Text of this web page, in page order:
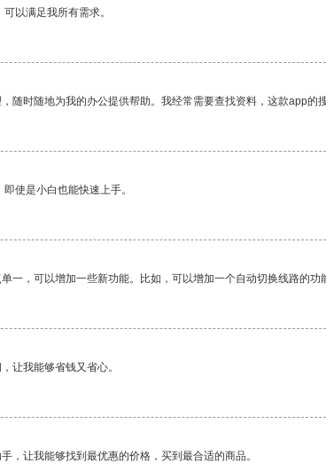
以满足我所有需求。
随时随地为我的办公提供帮助。我经常需要查找资料，这款app的
使是小白也能快速上手。
一，可以增加一些新功能。比如，可以增加一个自动切换线路的
让我能够省钱又省心。
，让我能够找到最优惠的价格，买到最合适的商品。